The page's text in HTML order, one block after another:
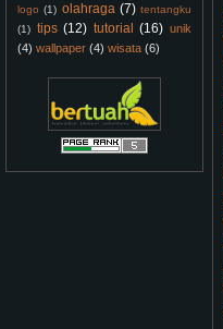
logo (1) olahraga (7) tentangku
(1) tips (12) tutorial (16) unik
(4) wallpaper (4) wisata (6)